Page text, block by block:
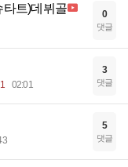
타트)데뷔골 0
댓글
02:01
3
댓글
5
댓글